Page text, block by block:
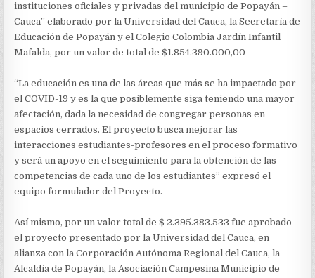
instituciones oficiales y privadas del municipio de Popayán –
Cauca” elaborado por la Universidad del Cauca, la Secretaría de
Educación de Popayán y el Colegio Colombia Jardín Infantil
Mafalda, por un valor de total de $1.854.390.000,00
“La educación es una de las áreas que más se ha impactado por
el COVID-19 y es la que posiblemente siga teniendo una mayor
afectación, dada la necesidad de congregar personas en
espacios cerrados. El proyecto busca mejorar las
interacciones estudiantes-profesores en el proceso formativo
y será un apoyo en el seguimiento para la obtención de las
competencias de cada uno de los estudiantes” expresó el
equipo formulador del Proyecto.
Así mismo, por un valor total de $ 2.395.383.533 fue aprobado
el proyecto presentado por la Universidad del Cauca, en
alianza con la Corporación Autónoma Regional del Cauca, la
Alcaldía de Popayán, la Asociación Campesina Municipio de